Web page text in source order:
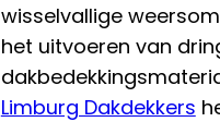
wisselvallige
het uitvoeren van
Limburg Dakdekkers